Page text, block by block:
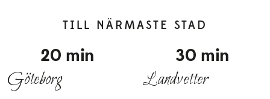
TILL NÄRMASTE STAD
20 min
Göteborg
30 min
Landvetter